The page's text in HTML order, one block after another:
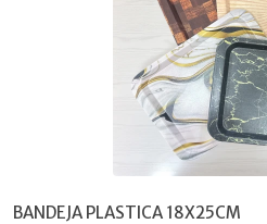
BANDEJA PLASTICA 18X25CM